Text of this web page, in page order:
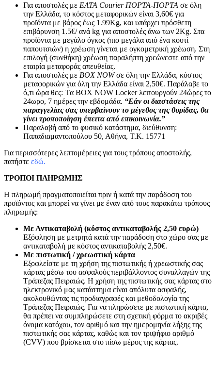
Για αποστολές με ΕΛΤΑ Courier ΠΟΡΤΑ-ΠΟΡΤΑ σε όλη
την Ελλάδα, το κόστος μεταφορικών είναι 3,60€ για
προϊόντα με βάρος έως 1.99Kg, και υπάρχει πρόσθετη
επιβάρυνση 1.5€/ ανά kg για αποστολές άνω των 2Κg. Στα
προϊόντα με μεγάλο όγκος (πιο μεγάλα από ένα κουτί
παπουτσιών) η χρέωση γίνεται με ογκομετρική χρέωση. Στη
επιλογή (συνθήκη) χρέωση παραλήπτη χρεώνεστε από την
εταιρία μεταφοράς απευθείας.
Για αποστολές με BOX NOWσε όλη την Ελλάδα, κόστος
μεταφορικών για όλη την Ελλάδα είναι 2,50€. Παράλαβε το
ό,τι ώρα θες: Tα ΒΟΧ ΝΟW Locker λειτουργούν 24ώρες το
24ωρο, 7 ημέρες την εβδομάδα. “Εάν οι διαστάσεις της
παραγγελίας σας υπερβαίνουν το μέγεθος της θυρίδας, θα
γίνει τροποποίηση έπειτα από επικοινωνία.”
Παραλαβή από το φυσικό κατάστημα, διεύθυνση:
Παπαδιαμαντοπούλου 50, Αθήνα, Τ.Κ. 15771
Για περισσότερες λεπτομέρειες για τους τρόπους αποστολής,
πατήστε εδώ.
ΤΡΟΠΟΙ ΠΛΗΡΩΜΗΣ
Η πληρωμή πραγματοποιείται πριν ή κατά την παράδοση του
προϊόντος και μπορεί να γίνει με έναν από τους παρακάτω τρόπους
πληρωμής:
Με Αντικαταβολή (κόστος αντικαταβολής 2,50 ευρώ)
Εξόφληση με μετρητά κατά την παράδοση στο χώρο σας με
αντικαταβολή με κόστος αντικαταβολής 2,50€.
Με πιστωτική / χρεωστική κάρτα
Εξοφλείστε με τη χρήση της πιστωτικής ή χρεωστικής σας
κάρτας μέσω του ασφαλούς περιβάλλοντος συναλλαγών της
Τράπεζας Πειραιώς. Η χρήση της πιστωτικής σας κάρτας στο
ηλεκτρονικό μας κατάστημα είναι απόλυτα ασφαλής,
ακολουθώντας τις προδιαγραφές και μεθοδολογία της
Τράπεζας Πειραιώς. Για να πληρώσετε με πιστωτική κάρτα,
θα πρέπει να συμπληρώσετε στη σχετική φόρμα το ακριβές
όνομα κατόχου, τον αριθμό και την ημερομηνία λήξης της
πιστωτικής σας κάρτας, καθώς και τον τριψήφιο αριθμό
(CVV) που βρίσκεται στο πίσω μέρος της κάρτας.